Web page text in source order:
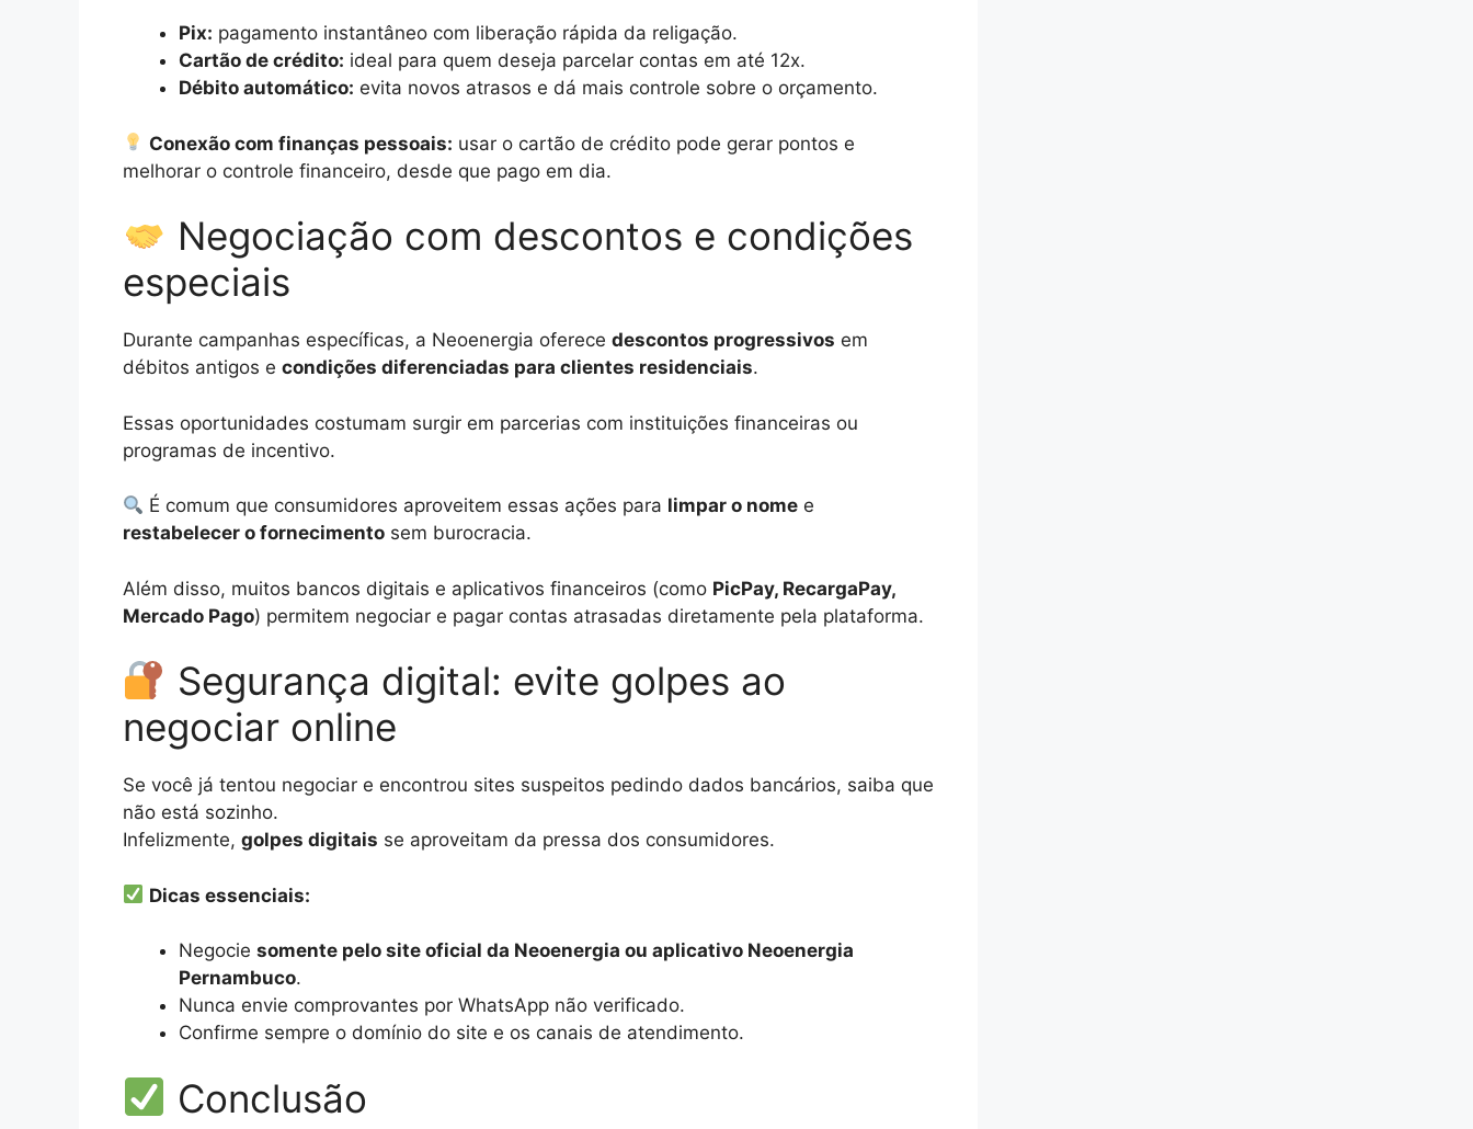
Pix: pagamento instantâneo com liberação rápida da religação.
Cartão de crédito: ideal para quem deseja parcelar contas em até 12x.
Débito automático: evita novos atrasos e dá mais controle sobre o orçamento.
Conexão com finanças pessoais: usar o cartão de crédito pode gerar pontos e
melhorar o controle financeiro, desde que pago em dia.
Negociação com descontos e condições
especiais
Durante campanhas específicas, a Neoenergia oferece descontos progressivos em
débitos antigos e condições diferenciadas para clientes residenciais.
Essas oportunidades costumam surgir em parcerias com instituições financeiras ou
programas de incentivo.
É comum que consumidores aproveitem essas ações para limpar o nome e
restabelecer o fornecimento sem burocracia.
Além disso, muitos bancos digitais e aplicativos financeiros (como PicPay, RecargaPay,
Mercado Pago) permitem negociar e pagar contas atrasadas diretamente pela plataforma.
Segurança digital: evite golpes ao
negociar online
Se você já tentou negociar e encontrou sites suspeitos pedindo dados bancários, saiba que
não está sozinho.
Infelizmente, golpes digitais se aproveitam da pressa dos consumidores.
Dicas essenciais:
Negocie somente pelo site oficial da Neoenergia ou aplicativo Neoenergia
Pernambuco.
Nunca envie comprovantes por WhatsApp não verificado.
Confirme sempre o domínio do site e os canais de atendimento.
Conclusão